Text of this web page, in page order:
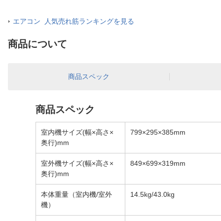
エアコン 人気売れ筋ランキングを見る
商品について
商品スペック
商品スペック
室内機サイズ(幅×高さ×
奥行)mm
799×295×385mm
室外機サイズ(幅×高さ×
奥行)mm
849×699×319mm
本体重量（室内機/室外
機）
14.5kg/43.0kg